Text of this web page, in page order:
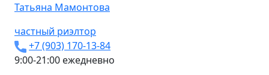
Татьяна Мамонтова
частный риэлтор
+7 (903) 170-13-84
9:00-21:00 ежедневно